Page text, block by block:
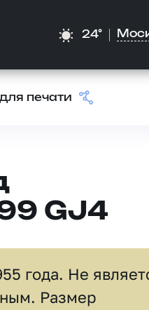
24°
печати
GJ4
года. Не
Размер